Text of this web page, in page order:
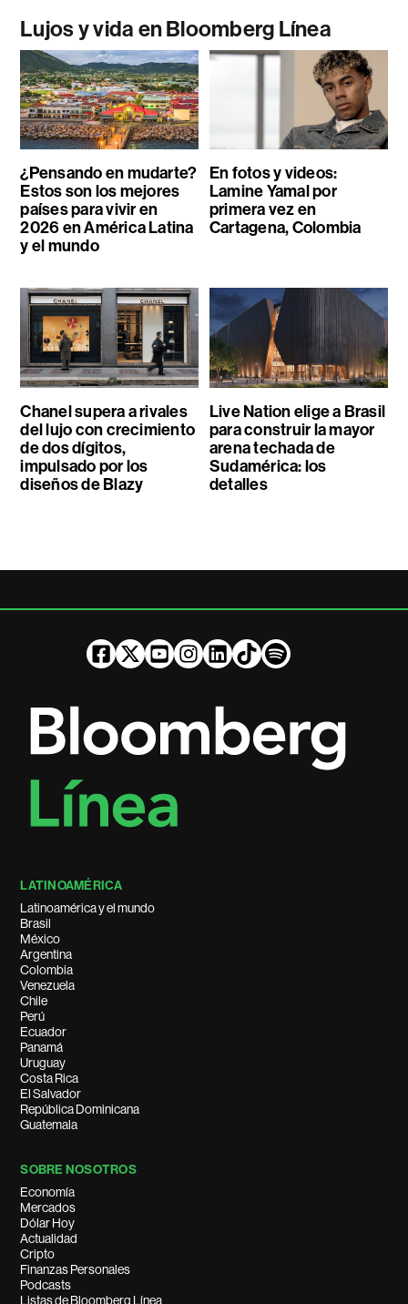
Lujos y vida en Bloomberg Línea
¿Pensando en mudarte?
Estos son los mejores
países para vivir en
2026 en América Latina
y el mundo
En fotos y videos:
Lamine Yamal por
primera vez en
Cartagena, Colombia
Chanel supera a rivales
del lujo con crecimiento
de dos dígitos,
impulsado por los
diseños de Blazy
Live Nation elige a Brasil
para construir la mayor
arena techada de
Sudamérica: los
detalles
LATINOAMÉRICA
Latinoamérica y el mundo
Brasil
México
Argentina
Colombia
Venezuela
Chile
Perú
Ecuador
Panamá
Uruguay
Costa Rica
El Salvador
República Dominicana
Guatemala
SOBRE NOSOTROS
Economía
Mercados
Dólar Hoy
Actualidad
Cripto
Finanzas Personales
Podcasts
Listas de Bloomberg Línea